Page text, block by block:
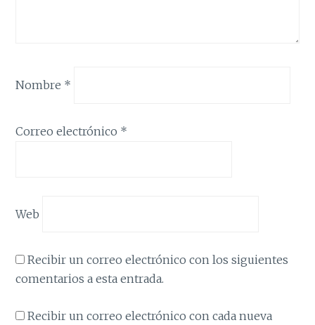
Nombre *
Correo electrónico *
Web
Recibir un correo electrónico con los siguientes
comentarios a esta entrada.
Recibir un correo electrónico con cada nueva